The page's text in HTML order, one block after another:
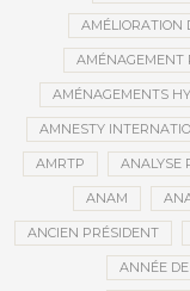
AMÉLIORATION
AMÉNAGEMENT
AMÉNAGEMENTS
AMNESTY
AMRTP ANALYSE
ANAM
ANCIEN PRÉSIDENT
ANNÉE DE